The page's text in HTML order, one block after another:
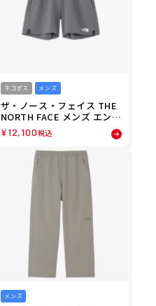
ネコポス メンズ
ザ・ノース・フェイス THE
NORTH FACE メンズ エンデ
ュリスレーシングショーツ
ランニング ショートパンツ
NB72480-SP 26FW 秋冬
¥12,100税込
メンズ